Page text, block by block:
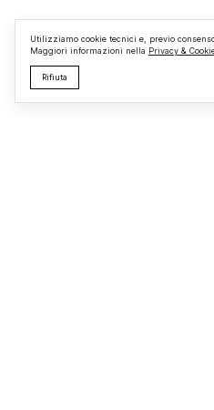
Utilizziamo cookie tecnici e, previo
Maggiori informazioni nella Privacy &
Rifiuta